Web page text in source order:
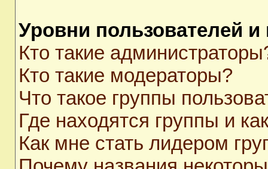
Уровни пользователей и
Кто такие
Кто такие модераторы?
Что такое группы
Где находятся группы и
Как мне стать лидером